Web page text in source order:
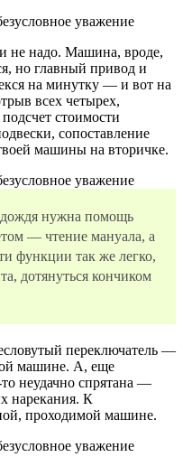
не надо. Машина, вроде,
но главный привод и
на минутку — и вот на
всех четырех,
стоимости
сопоставление
машины на вторичке.
дождя нужна помощь
— чтение мануала, а
функции так же легко,
дотянуться кончиком
переключатель —
машине. А, еще
неудачно спрятана —
нарекания. К
проходимой машине.